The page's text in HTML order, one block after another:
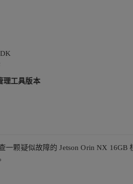
理工具版本
一颗疑似故障的 Jetson Orin NX